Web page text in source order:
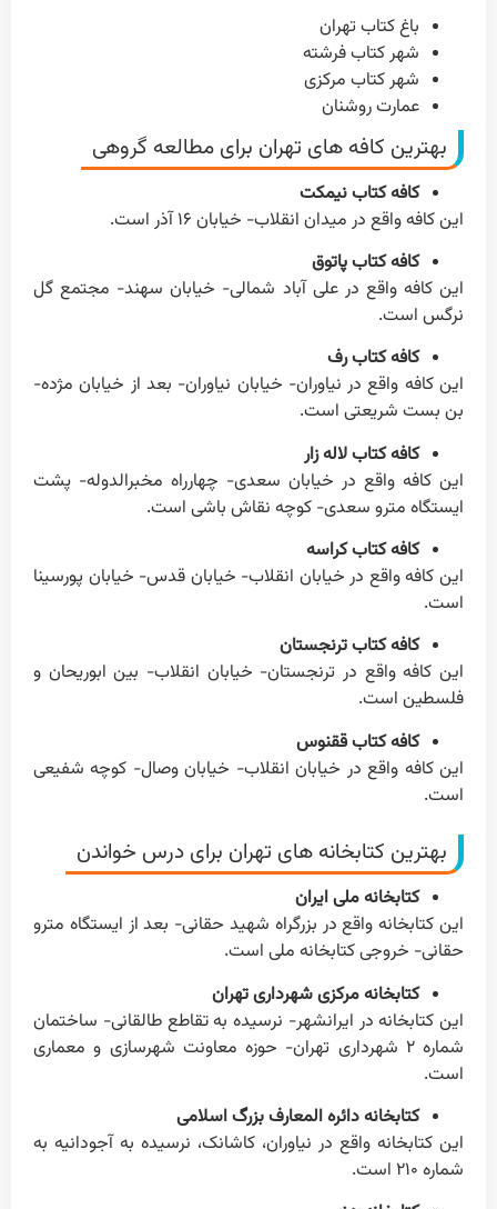
باغ کتاب تهران
شهر کتاب فرشته
شهر کتاب مرکزی
عمارت روشنان
بهترین کافه های تهران برای مطالعه گروهی
کافه کتاب نیمکت
این کافه واقع در میدان انقلاب- خیابان ۱۶ آذر است.
کافه کتاب پاتوق
این کافه واقع در علی آباد شمالی- خیابان سهند- مجتمع گل
نرگس است.
کافه کتاب رف
این کافه واقع در نیاوران- خیابان نیاوران- بعد از خیابان مژده-
بن بست شریعتی است.
کافه کتاب لاله زار
این کافه واقع در خیابان سعدی- چهارراه مخبرالدوله- پشت
ایستگاه مترو سعدی- کوچه نقاش باشی است.
کافه کتاب کراسه
این کافه واقع در خیابان انقلاب- خیابان قدس- خیابان پورسینا
است.
کافه کتاب ترنجستان
این کافه واقع در ترنجستان- خیابان انقلاب- بین ابوریحان و
فلسطین است.
کافه کتاب ققنوس
این کافه واقع در خیابان انقلاب- خیابان وصال- کوچه شفیعی
است.
بهترین کتابخانه های تهران برای درس خواندن
کتابخانه ملی ایران
این کتابخانه واقع در بزرگراه شهید حقانی- بعد از ایستگاه مترو
حقانی- خروجی کتابخانه ملی است.
کتابخانه مرکزی شهرداری تهران
این کتابخانه در ایرانشهر- نرسیده به تقاطع طالقانی- ساختمان
شماره ۲ شهرداری تهران- حوزه معاونت شهرسازی و معماری
است.
کتابخانه دائره المعارف بزرگ اسلامی
این کتابخانه واقع در نیاوران، کاشانک، نرسیده به آجودانیه به
شماره ۲۱۰ است.